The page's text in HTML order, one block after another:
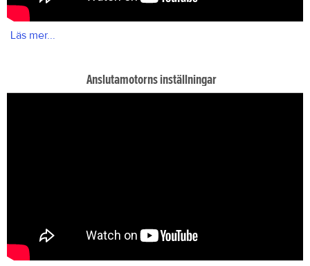
Läs mer...
Anslutamotorns inställningar